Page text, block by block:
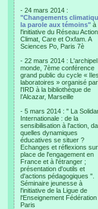
- 24 mars 2014 :
"Changements
la parole aux témoins" à
l'initiative du Réseau Action
Climat, Care et Oxfam. A
Sciences Po, Paris 7è
- 22 mars 2014 : L'archipel
monde, 7ème conférence
grand public du cycle « Iles
laboratoires » organisé par
l'IRD à la bibliothèque de
l’Alcazar, Marseille
- 5 mars 2014 : " La
Internationale : de la
sensibilisation à l'action,
quelles dynamiques
éducatives se situer ?
Echanges et réflexions
place de l'engagement en
France et à l'étranger ;
présentation d'outils et
d'actions pédagogiques ".
Séminaire jeunesse à
l'initiative de la Ligue de
l'Enseignement Fédération
Paris